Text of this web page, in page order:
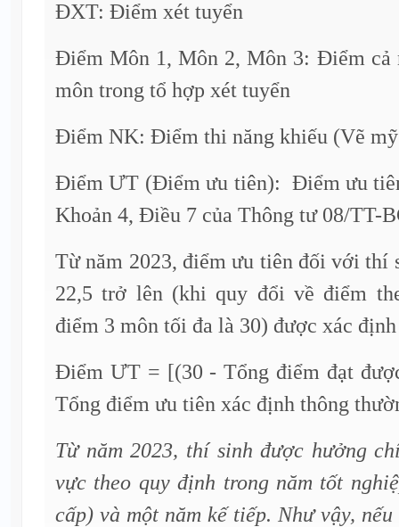
ĐXT: Điểm xét tuyển
Điểm Môn 1, Môn 2, Môn 3: Điểm cả
môn trong tổ hợp xét tuyển
Điểm NK: Điểm thi năng khiếu (Vẽ
Điểm ƯT (Điểm ưu tiên): Điểm ưu
Khoản 4, Điều 7 của Thông tư 08/TT-
Từ năm 2023, điểm ưu tiên đối với thí
22,5 trở lên (khi quy đổi về điểm
điểm 3 môn tối đa là 30) được xác
Điểm ƯT = [(30 - Tổng điểm đạt
Tổng điểm ưu tiên xác định thông
Từ năm 2023, thí sinh được hưởng
vực theo quy định trong năm tốt
cấp) và một năm kế tiếp. Như vậy,